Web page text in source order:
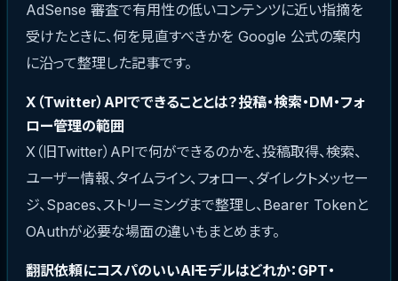
AdSense 審査で有用性の低いコンテンツに近い指摘を
受けたときに、何を見直すべきかを Google 公式の案内
に沿って整理した記事です。
X（Twitter）APIでできることとは？投稿・検索・DM・フォ
ロー管理の範囲
X（旧Twitter）APIで何ができるのかを、投稿取得、検索、
ユーザー情報、タイムライン、フォロー、ダイレクトメッセー
ジ、Spaces、ストリーミングまで整理し、Bearer Tokenと
OAuthが必要な場面の違いもまとめます。
翻訳依頼にコスパのいいAIモデルはどれか：GPT・